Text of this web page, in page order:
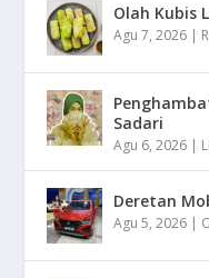
Olah Kubis
Agu 7, 2026 |
Sadari
Agu 6, 2026 |
Deretan
Agu 5, 2026 |